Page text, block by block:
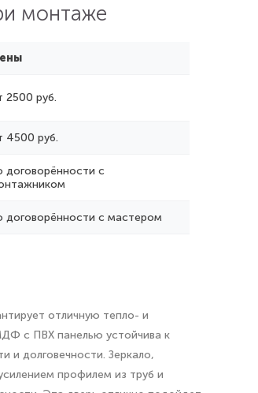
монтаже
2500 руб.
4500 руб.
договорённости с
договорённости с мастером
отличную тепло- и
с ПВХ панелью устойчива к
и долговечности. Зеркало,
профилем из труб и